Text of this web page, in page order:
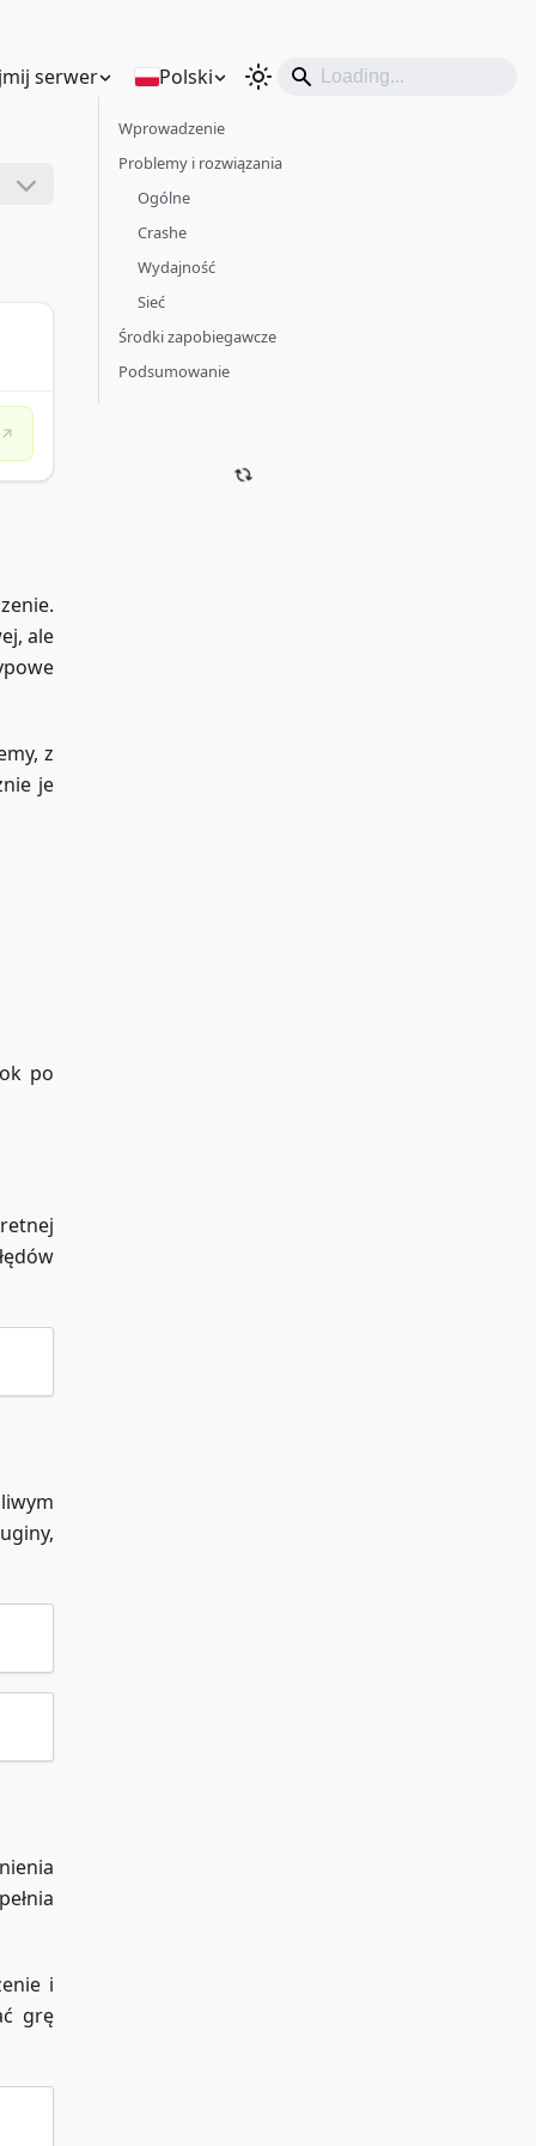
serwer Polski
ale
z
je
po
i
grę
Wprowadzenie
Problemy i rozwiązania
Ogólne
Crashe
Wydajność
Sieć
Środki zapobiegawcze
Podsumowanie